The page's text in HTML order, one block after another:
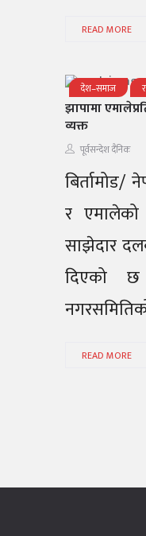
READ MORE
देश–समाज
झापामा
व्यक्त
पूर्वसन्देश दैनिक
र एमालेको
साझेदार
दिएको छ
READ MORE